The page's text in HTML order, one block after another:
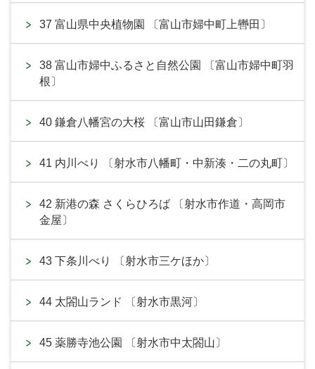
37 富山県中央植物園 〔富山市婦中町上轡田〕
38 富山市婦中ふるさと自然公園 〔富山市婦中町羽
根〕
40 鎌倉八幡宮の大桜 〔富山市山田鎌倉〕
41 内川べり 〔射水市八幡町・中新湊・二の丸町〕
42 新港の森 さくらひろば 〔射水市作道・高岡市
金屋〕
43 下条川べり 〔射水市三ケほか〕
44 太閤山ランド 〔射水市黒河〕
45 薬勝寺池公園 〔射水市中太閤山〕